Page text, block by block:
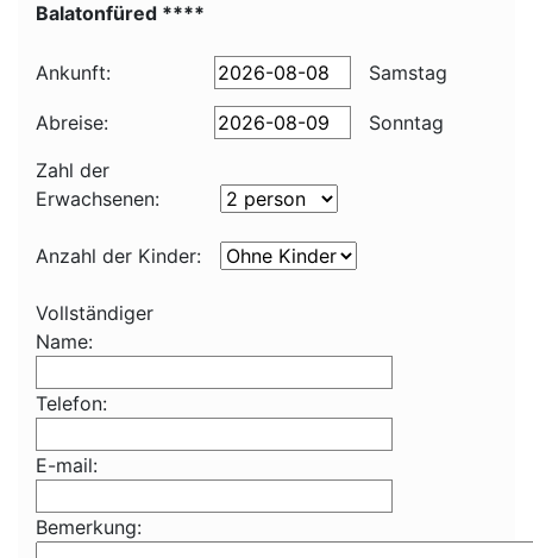
Balatonfüred ****
Ankunft: Samstag
Abreise:
Sonntag
Zahl der
Erwachsenen:
Anzahl der Kinder:
Vollständiger
Name:
Telefon:
E-mail:
Bemerkung: